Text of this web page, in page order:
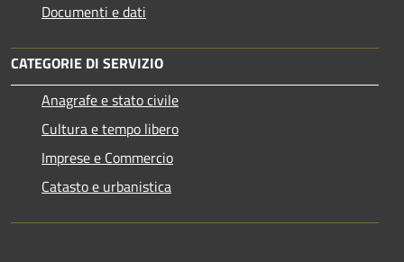
Documenti e dati
CATEGORIE DI SERVIZIO
Anagrafe e stato civile
Cultura e tempo libero
Imprese e Commercio
Catasto e urbanistica